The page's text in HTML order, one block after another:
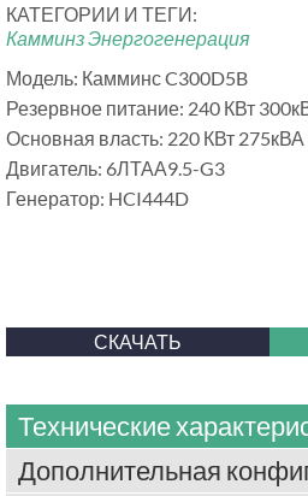
КАТЕГОРИИ И ТЕГИ:
Камминз Энергогенерация
Модель: Камминс C300D5B
Резервное питание: 240 КВт
Основная власть: 220 КВт 275кВА
Двигатель: 6ЛТАА9.5-G3
Генератор: HCI444D
СКАЧАТЬ
Технические
Дополнительная